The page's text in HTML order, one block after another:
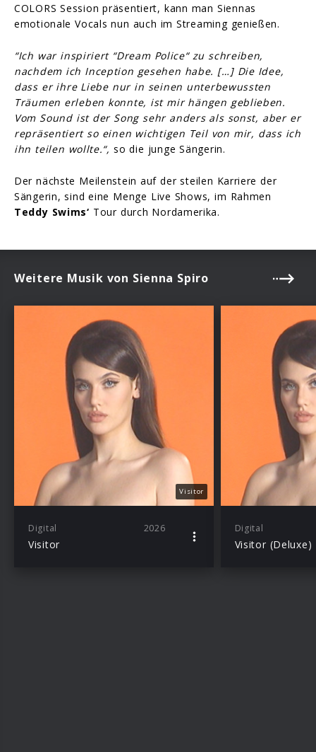
COLORS Session präsentiert, kann man Siennas
emotionale Vocals nun auch im Streaming genießen.
“Ich war inspiriert “Dream Police“ zu schreiben,
nachdem ich Inception gesehen habe. […] Die Idee,
dass er ihre Liebe nur in seinen unterbewussten
Träumen erleben konnte, ist mir hängen geblieben.
Vom Sound ist der Song sehr anders als sonst, aber er
repräsentiert so einen wichtigen Teil von mir, dass ich
ihn teilen wollte.“, so die junge Sängerin.
Der nächste Meilenstein auf der steilen Karriere der
Sängerin, sind eine Menge Live Shows, im Rahmen
Teddy Swims‘ Tour durch Nordamerika.
Weitere Musik von Sienna Spiro
Visitor
Digital 2026
Visitor
Digital
Visitor (Deluxe)